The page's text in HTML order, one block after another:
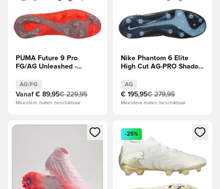
PUMA Future 9 Pro
FG/AG Unleashed -
rood/Wit/Zwart/Zilver
AG/FG
Vanaf € 89,95€ 229,95
Meerdere maten beschikbaar
Nike Phantom 6 Elite
High Cut AG-PRO Shadow
AG
€ 195,95€ 279,95
Meerdere maten beschikbaar
Opent een venster om in te loggen of je aan te melden als
Opent een venster om in te
-25%